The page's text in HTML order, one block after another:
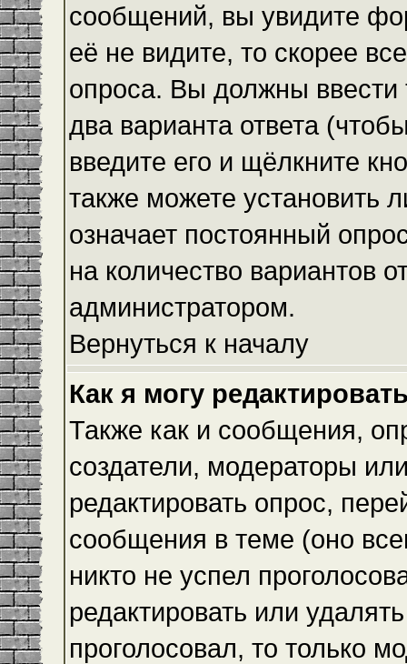
сообщений, вы увидите
её не видите, то скорее
опроса. Вы должны
два варианта ответа
введите его и щёлкните
также можете установить
означает постоянный
на количество вариантов
администратором.
Вернуться к началу
Как я могу
Также как и сообщения,
создатели, модераторы
редактировать опрос,
сообщения в теме (оно
никто не успел
редактировать или
проголосовал, то только